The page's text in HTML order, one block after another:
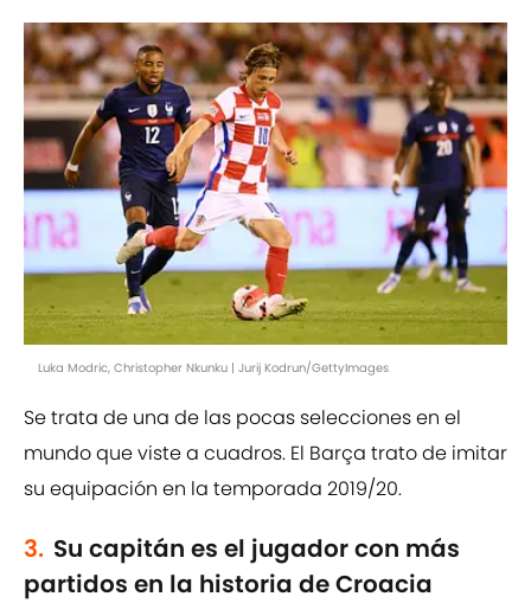
Luka Modric, Christopher Nkunku | Jurij Kodrun/GettyImages
Se trata de una de las pocas selecciones en el
mundo que viste a cuadros. El Barça trato de imitar
su equipación en la temporada 2019/20.
3. Su capitán es el jugador con más
partidos en la historia de Croacia